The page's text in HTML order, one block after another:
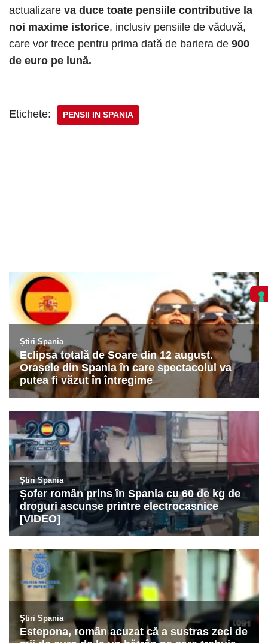
actualizare va duce toate pensiile contributive la
noi maxime istorice, inclusiv pensiile de văduvă,
care vor trece pentru prima dată de bariera de 900
de euro pe lună.
Etichete: PENSII IN SPANIA